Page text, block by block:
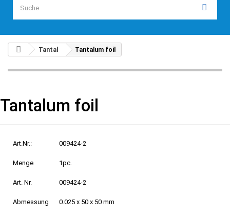
Tantal Tantalum foil
Tantalum foil
Art.Nr.: 009424-2
Menge 1pc.
Art. Nr. 009424-2
Abmessung 0.025 x 50 x 50 mm